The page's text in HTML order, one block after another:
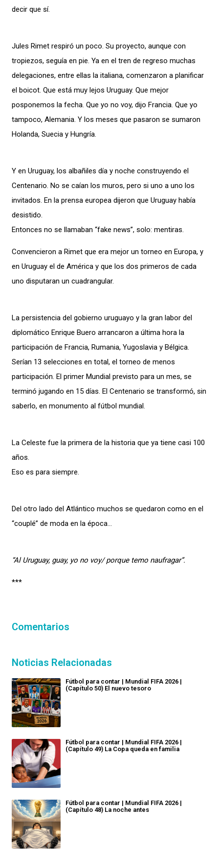
decir que sí.
Jules Rimet respiró un poco. Su proyecto, aunque con
tropiezos, seguía en pie. Ya en el tren de regreso muchas
delegaciones, entre ellas la italiana, comenzaron a planificar
el boicot. Que está muy lejos Uruguay. Que mejor
posponemos la fecha. Que yo no voy, dijo Francia. Que yo
tampoco, Alemania. Y los meses que pasaron se sumaron
Holanda, Suecia y Hungría.
Y en Uruguay, los albañiles día y noche construyendo el
Centenario. No se caían los muros, pero si uno a uno los
invitados. En la prensa europea dijeron que Uruguay había
desistido.
Entonces no se llamaban “fake news”, solo: mentiras.
Convencieron a Rimet que era mejor un torneo en Europa, y
en Uruguay el de América y que los dos primeros de cada
uno disputaran un cuadrangular.
La persistencia del gobierno uruguayo y la gran labor del
diplomático Enrique Buero arrancaron a última hora la
participación de Francia, Rumania, Yugoslavia y Bélgica.
Serían 13 selecciones en total, el torneo de menos
participación. El primer Mundial previsto para un mes, se
terminó jugando en 15 días. El Centenario se transformó, sin
saberlo, en monumento al fútbol mundial.
La Celeste fue la primera de la historia que ya tiene casi 100
años.
Eso es para siempre.
Del otro lado del Atlántico muchos se quedaron como en el
“couplé” de moda en la época…
“Al Uruguay, guay, yo no voy/ porque temo naufragar”.
***
Comentarios
Noticias Relacionadas
Fútbol para contar | Mundial FIFA 2026 |
(Capítulo 50) El nuevo tesoro
Fútbol para contar | Mundial FIFA 2026 |
(Capítulo 49) La Copa queda en familia
Fútbol para contar | Mundial FIFA 2026 |
(Capítulo 48) La noche antes